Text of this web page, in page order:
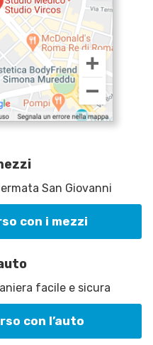
San Giovanni
con i mezzi
facile e sicura
con l’auto